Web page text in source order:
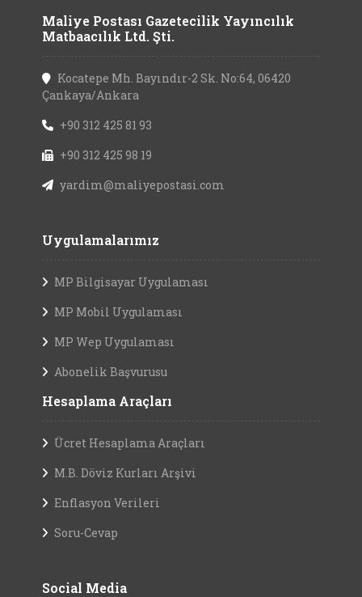
Maliye Postası Gazetecilik Yayıncılık
Matbaacılık Ltd. Şti.
Kocatepe Mh. Bayındır-2 Sk. No:64, 06420
Çankaya/Ankara
+90 312 425 81 93
+90 312 425 98 19
yardim@maliyepostasi.com
Uygulamalarımız
MP Bilgisayar Uygulaması
MP Mobil Uygulaması
MP Wep Uygulaması
Abonelik Başvurusu
Hesaplama Araçları
Ücret Hesaplama Araçları
M.B. Döviz Kurları Arşivi
Enflasyon Verileri
Soru-Cevap
Social Media